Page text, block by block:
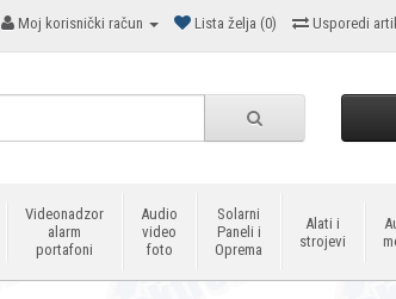
Moj korisnički račun Lista želja (0) Usporedi
Videonadzor
alarm
portafoni
Audio
video
foto
Solarni
Paneli i
Oprema
Alati i
strojevi